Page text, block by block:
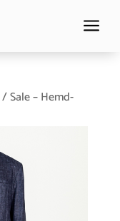
a
Sale – Hemd-